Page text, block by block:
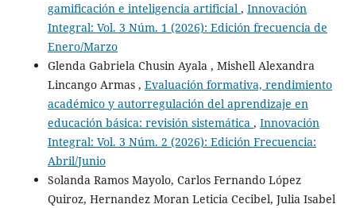
gamificación e inteligencia artificial , Innovación
Integral: Vol. 3 Núm. 1 (2026): Edición frecuencia de
Enero/Marzo
Glenda Gabriela Chusin Ayala , Mishell Alexandra
Lincango Armas , Evaluación formativa, rendimiento
académico y autorregulación del aprendizaje en
educación básica: revisión sistemática , Innovación
Integral: Vol. 3 Núm. 2 (2026): Edición Frecuencia:
Abril/Junio
Solanda Ramos Mayolo, Carlos Fernando López
Quiroz, Hernandez Moran Leticia Cecibel, Julia Isabel